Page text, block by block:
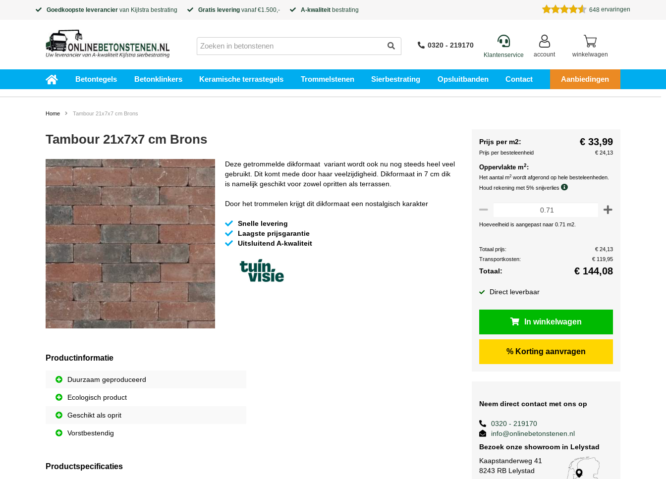
Goedkoopste leverancier van Kijlstra bestrating Gratis levering vanaf €1.500,- A-kwaliteit bestrating 648 ervaringen
0320 - 219170
Klantenservice account winkelwagen
Betontegels Betonklinkers Keramische terrastegels Trommelstenen Sierbestrating Opsluitbanden Contact Aanbiedingen
Home Tambour 21x7x7 cm Brons
Tambour 21x7x7 cm Brons
Deze getrommelde dikformaat variant wordt ook nu nog steeds heel veel
gebruikt. Dit komt mede door haar veelzijdigheid. Dikformaat in 7 cm dik
is namelijk geschikt voor zowel opritten als terrassen.
Door het trommelen krijgt dit dikformaat een nostalgisch karakter
Snelle levering
Laagste prijsgarantie
Uitsluitend A-kwaliteit
Productinformatie
Duurzaam geproduceerd
Ecologisch product
Geschikt als oprit
Vorstbestendig
Productspecificaties
Prijs per m2: € 33,99
Prijs per besteleenheid € 24,13
Oppervlakte m2:
Het aantal m2 wordt afgerond op hele besteleenheden.
Houd rekening met 5% snijverlies
Hoeveelheid is aangepast naar 0.71 m2.
Totaal prijs:
€ 24,13
Transportkosten:
€ 119,95
Totaal: € 144,08
Direct leverbaar
In winkelwagen
% Korting aanvragen
Neem direct contact met ons op
0320 - 219170
info@onlinebetonstenen.nl
Bezoek onze showroom in Lelystad
Kaapstanderweg 41
8243 RB Lelystad